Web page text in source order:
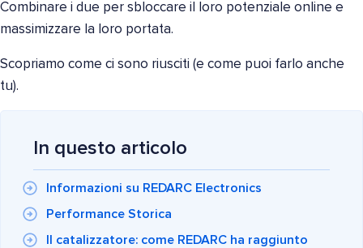
Combinare i due per sbloccare il loro potenziale online e
massimizzare la loro portata.
Scopriamo come ci sono riusciti (e come puoi farlo anche
tu).
In questo articolo
Informazioni su REDARC Electronics
Performance Storica
Il catalizzatore: come REDARC ha raggiunto